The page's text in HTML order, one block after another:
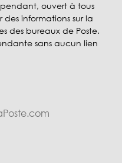
ouvert à tous
informations sur la
des bureaux de Poste.
sans aucun lien